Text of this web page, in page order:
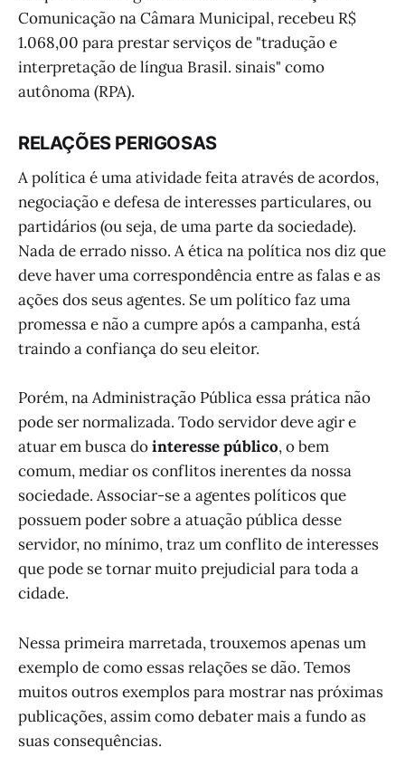
Comunicação na Câmara Municipal, recebeu R$
1.068,00 para prestar serviços de "tradução e
interpretação de língua Brasil. sinais" como
autônoma (RPA).
RELAÇÕES PERIGOSAS
A política é uma atividade feita através de acordos,
negociação e defesa de interesses particulares, ou
partidários (ou seja, de uma parte da sociedade).
Nada de errado nisso. A ética na política nos diz que
deve haver uma correspondência entre as falas e as
ações dos seus agentes. Se um político faz uma
promessa e não a cumpre após a campanha, está
traindo a confiança do seu eleitor.
Porém, na Administração Pública essa prática não
pode ser normalizada. Todo servidor deve agir e
atuar em busca dointeresse público, o bem
comum, mediar os conflitos inerentes da nossa
sociedade. Associar-se a agentes políticos que
possuem poder sobre a atuação pública desse
servidor, no mínimo, traz um conflito de interesses
que pode se tornar muito prejudicial para toda a
cidade.
Nessa primeira marretada, trouxemos apenas um
exemplo de como essas relações se dão. Temos
muitos outros exemplos para mostrar nas próximas
publicações, assim como debater mais a fundo as
suas consequências.